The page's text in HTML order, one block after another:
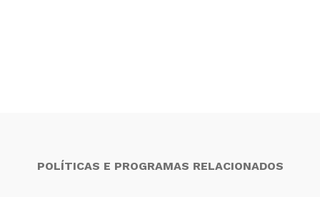
POLÍTICAS E PROGRAMAS RELACIONADOS